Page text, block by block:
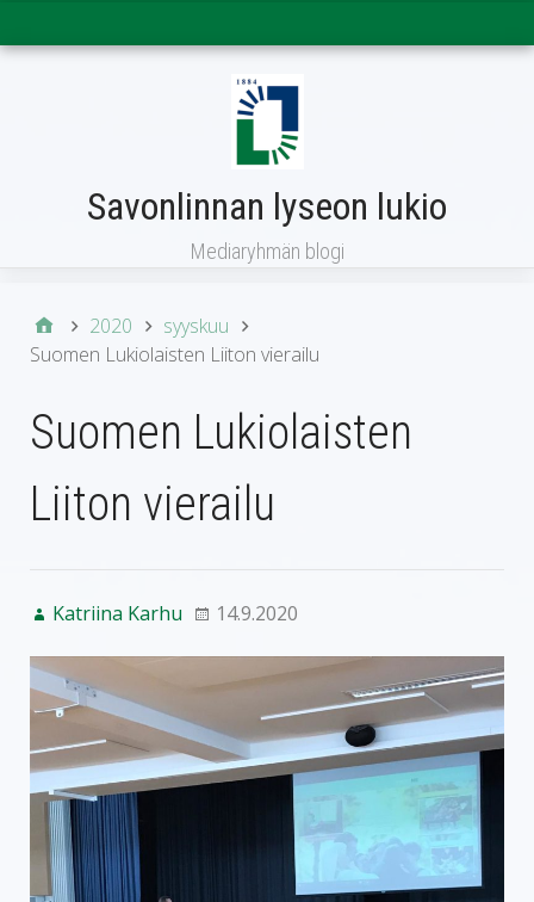
Savonlinnan lyseon lukio
Mediaryhmän blogi
2020
syyskuu
Suomen Lukiolaisten Liiton vierailu
Suomen Lukiolaisten
Liiton vierailu
Katriina Karhu 14.9.2020